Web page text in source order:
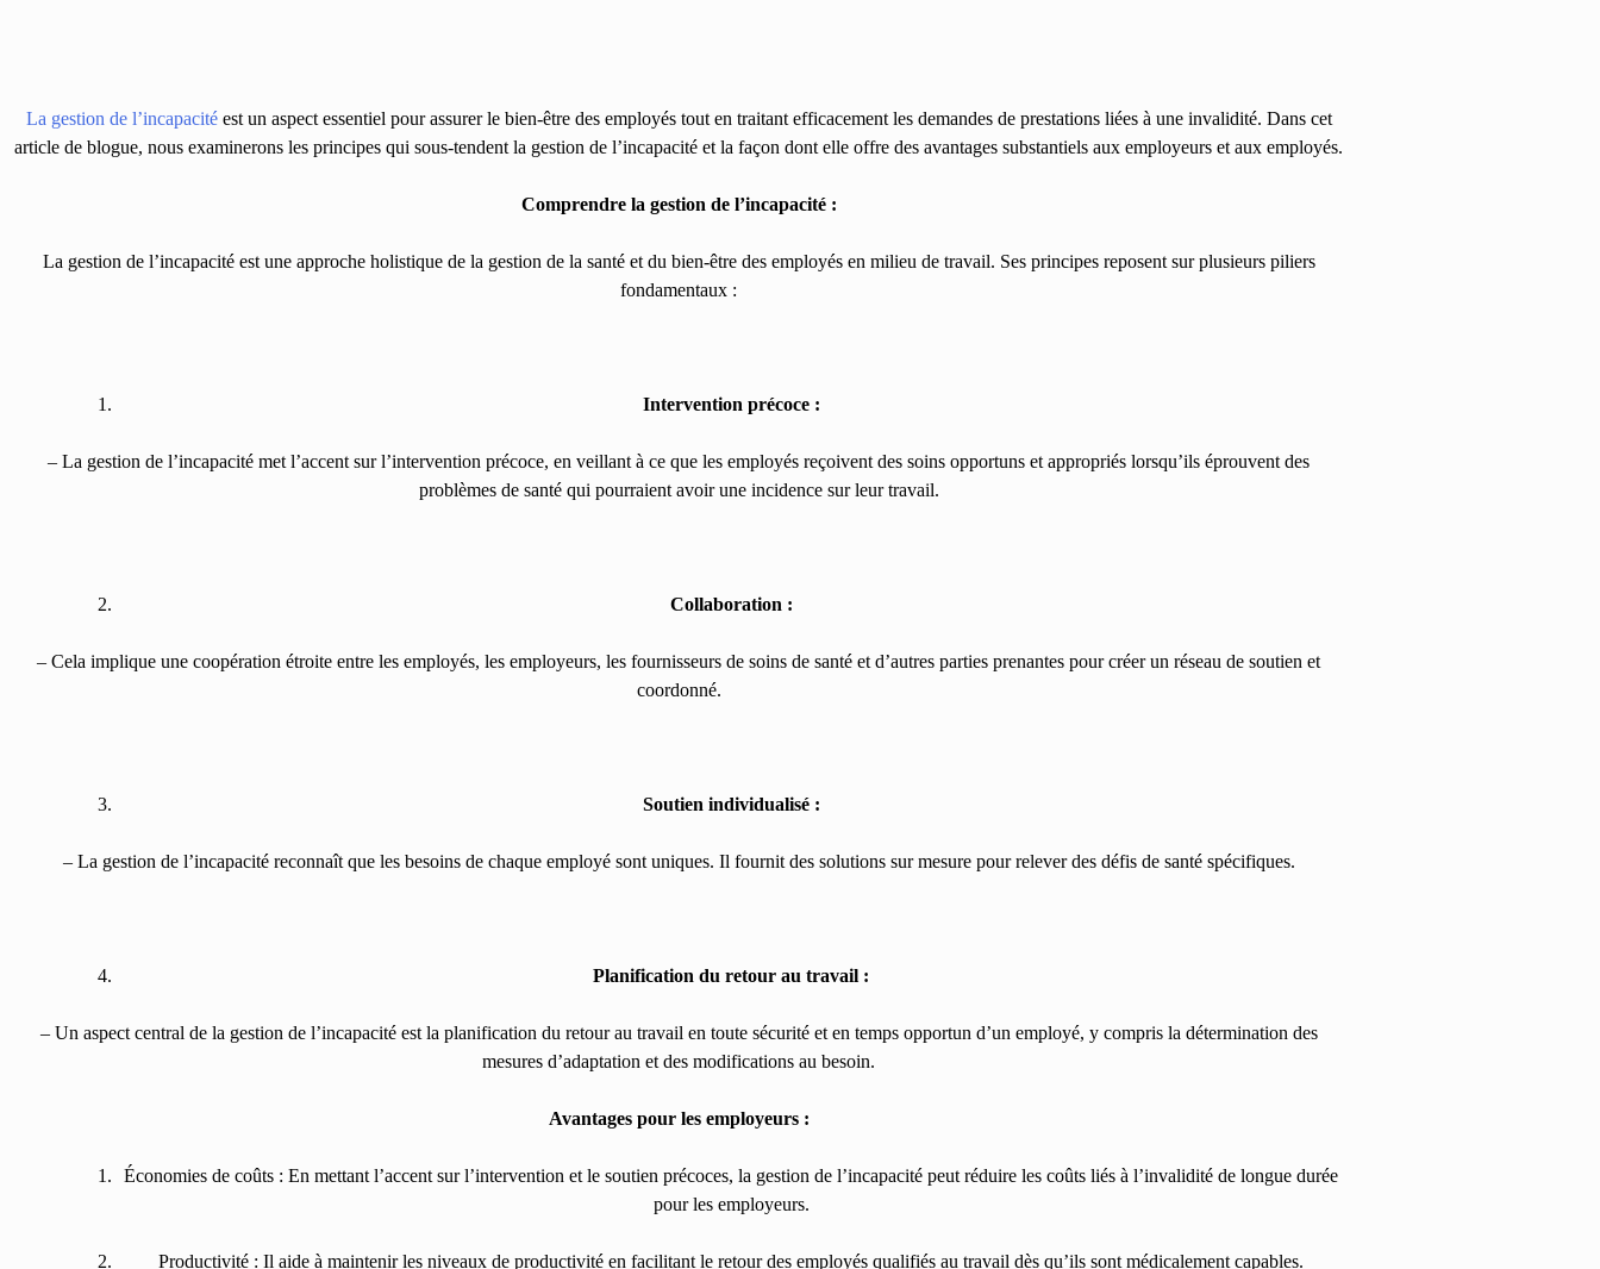
La gestion de l’incapacitéest un aspect essentiel pour assurer le bien-être des employés tout en traitant efficacement les demandes de prestations liées à une invalidité. Dans cet
article de blogue, nous examinerons les principes qui sous-tendent la gestion de l’incapacité et la façon dont elle offre des avantages substantiels aux employeurs et aux employés.
Comprendre la gestion de l’incapacité :
La gestion de l’incapacité est une approche holistique de la gestion de la santé et du bien-être des employés en milieu de travail. Ses principes reposent sur plusieurs piliers
fondamentaux :
Intervention précoce :
– La gestion de l’incapacité met l’accent sur l’intervention précoce, en veillant à ce que les employés reçoivent des soins opportuns et appropriés lorsqu’ils éprouvent des
problèmes de santé qui pourraient avoir une incidence sur leur travail.
Collaboration :
– Cela implique une coopération étroite entre les employés, les employeurs, les fournisseurs de soins de santé et d’autres parties prenantes pour créer un réseau de soutien et
coordonné.
Soutien individualisé :
– La gestion de l’incapacité reconnaît que les besoins de chaque employé sont uniques. Il fournit des solutions sur mesure pour relever des défis de santé spécifiques.
Planification du retour au travail :
– Un aspect central de la gestion de l’incapacité est la planification du retour au travail en toute sécurité et en temps opportun d’un employé, y compris la détermination des
mesures d’adaptation et des modifications au besoin.
Avantages pour les employeurs :
Économies de coûts : En mettant l’accent sur l’intervention et le soutien précoces, la gestion de l’incapacité peut réduire les coûts liés à l’invalidité de longue durée
pour les employeurs.
Productivité : Il aide à maintenir les niveaux de productivité en facilitant le retour des employés qualifiés au travail dès qu’ils sont médicalement capables.